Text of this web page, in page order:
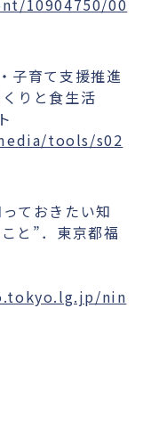
子育て支援推進
りと食生活
tools/s02
ておきたい知
と”．東京都福
nin